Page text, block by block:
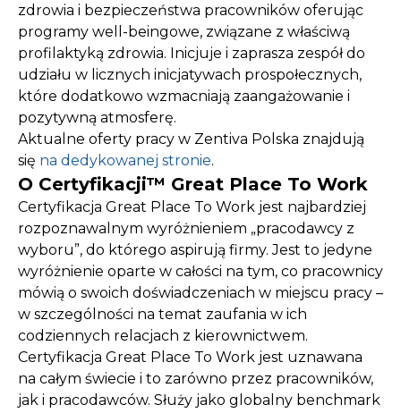
zdrowia i bezpieczeństwa pracowników oferując
programy well-beingowe, związane z właściwą
profilaktyką zdrowia. Inicjuje i zaprasza zespół do
udziału w licznych inicjatywach prospołecznych,
które dodatkowo wzmacniają zaangażowanie i
pozytywną atmosferę.
Aktualne oferty pracy w Zentiva Polska znajdują
się na dedykowanej stronie.
O Certyfikacji™ Great Place To Work
Certyfikacja Great Place To Work jest najbardziej
rozpoznawalnym wyróżnieniem „pracodawcy z
wyboru”, do którego aspirują firmy. Jest to jedyne
wyróżnienie oparte w całości na tym, co pracownicy
mówią o swoich doświadczeniach w miejscu pracy –
w szczególności na temat zaufania w ich
codziennych relacjach z kierownictwem.
Certyfikacja Great Place To Work jest uznawana
na całym świecie i to zarówno przez pracowników,
jak i pracodawców. Służy jako globalny benchmark